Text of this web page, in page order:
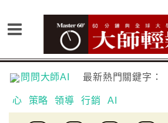
問問大師AI 最新熱門關鍵字：
心 策略 領導 行銷 AI